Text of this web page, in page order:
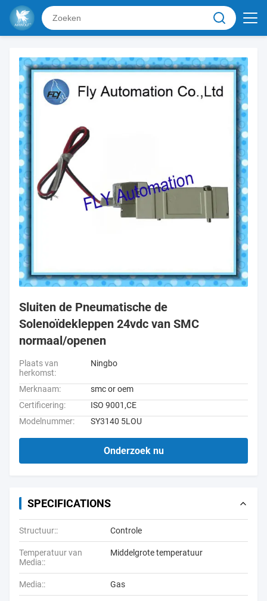
Sluiten de Pneumatische de
Solenoïdekleppen 24vdc van SMC
normaal/openen
Plaats van
herkomst:
Ningbo
Merknaam:
smc or oem
Certificering:
ISO 9001,CE
Modelnummer:
SY3140 5LOU
Onderzoek nu
SPECIFICATIONS
Structuur:: Controle
Temperatuur van
Media::
Middelgrote temperatuur
Media:: Gas